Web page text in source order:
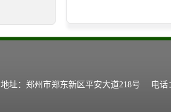
地址：郑州市郑东新区平安大道218号 电话